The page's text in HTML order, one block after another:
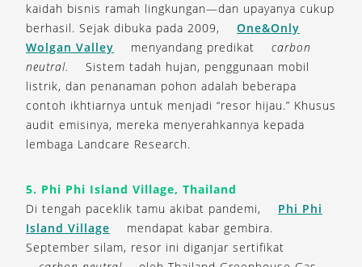
kaidah bisnis ramah lingkungan—dan upayanya cukup
berhasil. Sejak dibuka pada 2009,
One&Only
Wolgan Valley
menyandang predikat
carbon
neutral.
Sistem tadah hujan, penggunaan mobil
listrik, dan penanaman pohon adalah beberapa
contoh ikhtiarnya untuk menjadi “resor hijau.” Khusus
audit emisinya, mereka menyerahkannya kepada
lembaga Landcare Research.
5. Phi Phi Island Village, Thailand
Di tengah paceklik tamu akibat pandemi,
Phi Phi
Island Village
mendapat kabar gembira.
September silam, resor ini diganjar sertifikat